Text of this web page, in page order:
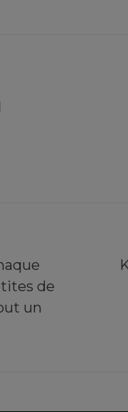
de
un